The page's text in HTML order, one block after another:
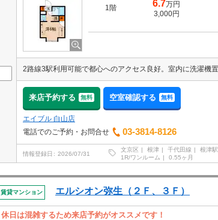
1階 6.7万円
3,000円
来店予約する 無料 空室確認する 無料
エイブル 白山店
電話でのご予約・お問合せ
03-3814-8126
情報登録日 2026/07/31
文京区 根津 千代田線 根津駅
1R/ワンルーム
0.55ヶ月
賃貸マンション エルシオン弥生（２Ｆ、３Ｆ）
休日は混雑するため来店予約がオススメです！